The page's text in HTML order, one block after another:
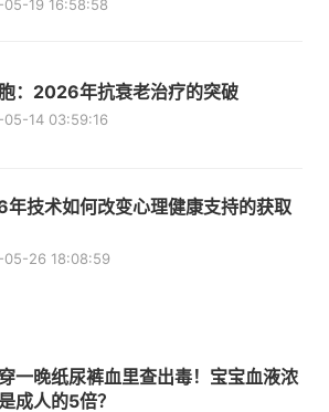
19 16:58:58
：2026年抗衰老治疗的突破
14 03:59:16
技术如何改变心理健康支持的获取
05-26 18:08:59
一晚纸尿裤血里查出毒！宝宝血液浓
成人的5倍？